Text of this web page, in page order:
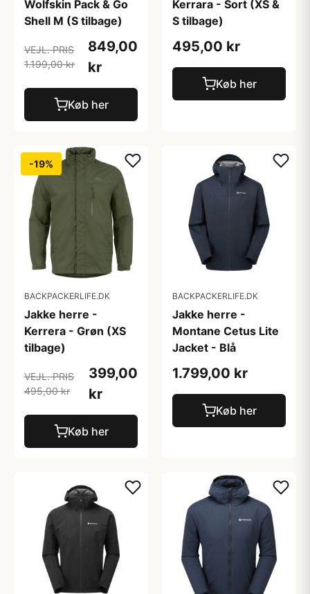
Wolfskin Pack & Go
Shell M (S tilbage)
VEJL. PRIS
1.199,00 kr
849,00
kr
Køb her
Kerrara - Sort (XS &
S tilbage)
495,00 kr
Køb her
-19%
BACKPACKERLIFE.DK
Jakke herre -
Kerrera - Grøn (XS
tilbage)
VEJL. PRIS
495,00 kr
399,00
kr
Køb her
BACKPACKERLIFE.DK
Jakke herre -
Montane Cetus Lite
Jacket - Blå
1.799,00 kr
Køb her